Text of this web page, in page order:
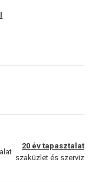
20 év tapasztalat
szaküzlet és szerviz